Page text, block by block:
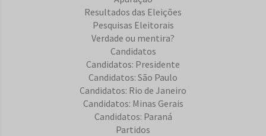
Resultados das Eleições
Pesquisas Eleitorais
Verdade ou mentira?
Candidatos
Candidatos: Presidente
Candidatos: São Paulo
Candidatos: Rio de Janeiro
Candidatos: Minas Gerais
Candidatos: Paraná
Partidos